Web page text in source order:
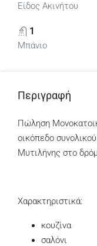
Είδος Ακινήτου
1
Μπάνιο
Περιγραφή
Πώληση
οικόπεδο
Μυτιλήνης στο
Χαρακτηριστικά:
κουζίνα
σαλόνι